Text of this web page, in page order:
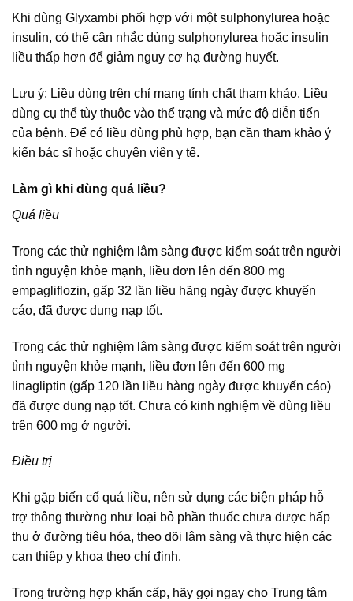
Khi dùng Glyxambi phối hợp với một sulphonylurea hoặc
insulin, có thể cân nhắc dùng sulphonylurea hoặc insulin
liều thấp hơn để giảm nguy cơ hạ đường huyết.
Lưu ý: Liều dùng trên chỉ mang tính chất tham khảo. Liều
dùng cụ thể tùy thuộc vào thể trạng và mức độ diễn tiến
của bệnh. Để có liều dùng phù hợp, bạn cần tham khảo ý
kiến bác sĩ hoặc chuyên viên y tế.
Làm gì khi dùng quá liều?
Quá liều
Trong các thử nghiệm lâm sàng được kiểm soát trên người
tình nguyện khỏe mạnh, liều đơn lên đến 800 mg
empagliflozin, gấp 32 lần liều hãng ngày được khuyến
cáo, đã được dung nạp tốt.
Trong các thử nghiệm lâm sàng được kiểm soát trên người
tình nguyện khỏe mạnh, liều đơn lên đến 600 mg
linagliptin (gấp 120 lần liều hàng ngày được khuyến cáo)
đã được dung nạp tốt. Chưa có kinh nghiệm về dùng liều
trên 600 mg ở người.
Điều trị
Khi gặp biến cố quá liều, nên sử dụng các biện pháp hỗ
trợ thông thường như loại bỏ phần thuốc chưa được hấp
thu ở đường tiêu hóa, theo dõi lâm sàng và thực hiện các
can thiệp y khoa theo chỉ định.
Trong trường hợp khẩn cấp, hãy gọi ngay cho Trung tâm